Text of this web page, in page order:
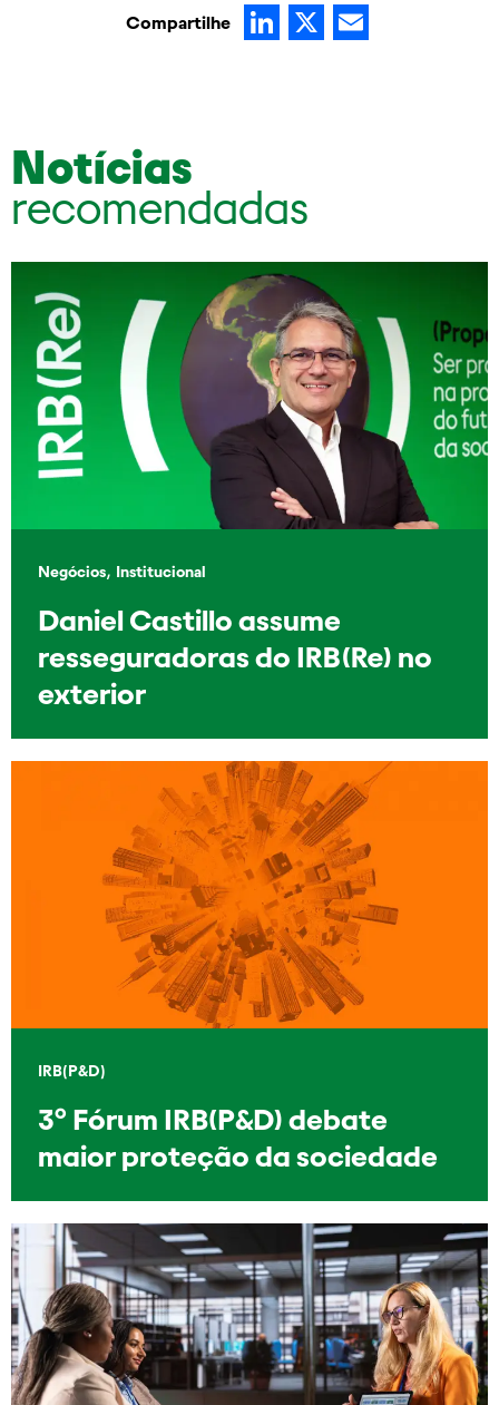
Compartilhe LinkedIn
X
Notícias
recomendadas
Negócios, Institucional
Daniel Castillo assume
resseguradoras do IRB(Re) no
exterior
IRB(P&D)
3º Fórum IRB(P&D) debate
maior proteção da sociedade